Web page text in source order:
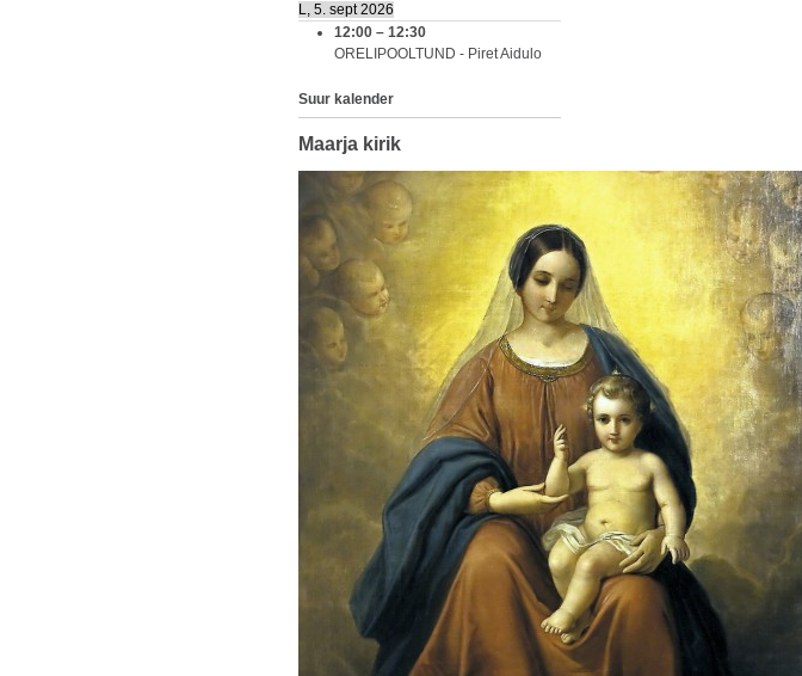
L, 5. sept 2026
12:00 – 12:30
ORELIPOOLTUND - Piret Aidulo
Suur kalender
Maarja kirik